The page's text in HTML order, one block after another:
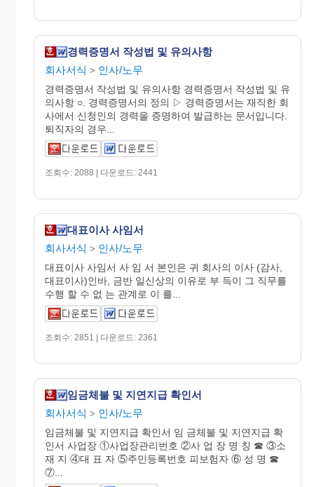
경력증명서 작성법 및 유의사항
회사서식 > 인사/노무
경력증명서 작성법 및 유의사항 경력증명서 작성법 및 유
의사항 ○. 경력증명서의 정의 ▷ 경력증명서는 재직한 회
사에서 신청인의 경력을 증명하여 발급하는 문서입니다.
퇴직자의 경우...
조회수: 2088 | 다운로드: 2441
대표이사 사임서
회사서식 > 인사/노무
대표이사 사임서 사 임 서 본인은 귀 회사의 이사 (감사,
대표이사)인바, 금반 일신상의 이유로 부 득이 그 직무를
수행 할 수 없 는 관계로 이 를...
조회수: 2851 | 다운로드: 2361
임금체불 및 지연지급 확인서
회사서식 > 인사/노무
임금체불 및 지연지급 확인서 임 금체불 및 지연지급 확
인서 사업장 ①사업장관리번호 ②사 업 장 명 칭 ☎ ③소
재 지 ④대 표 자 ⑤주민등록번호 피보험자 ⑥ 성 명 ☎
⑦...